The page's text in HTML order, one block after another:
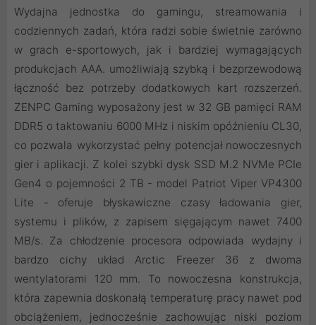
Wydajna jednostka do gamingu, streamowania i
codziennych zadań, która radzi sobie świetnie zarówno
w grach e-sportowych, jak i bardziej wymagających
produkcjach AAA. umożliwiają szybką i bezprzewodową
łączność bez potrzeby dodatkowych kart rozszerzeń.
ZENPC Gaming wyposażony jest w 32 GB pamięci RAM
DDR5 o taktowaniu 6000 MHz i niskim opóźnieniu CL30,
co pozwala wykorzystać pełny potencjał nowoczesnych
gier i aplikacji. Z kolei szybki dysk SSD M.2 NVMe PCIe
Gen4 o pojemności 2 TB - model Patriot Viper VP4300
Lite - oferuje błyskawiczne czasy ładowania gier,
systemu i plików, z zapisem sięgającym nawet 7400
MB/s. Za chłodzenie procesora odpowiada wydajny i
bardzo cichy układ Arctic Freezer 36 z dwoma
wentylatorami 120 mm. To nowoczesna konstrukcja,
która zapewnia doskonałą temperaturę pracy nawet pod
obciążeniem, jednocześnie zachowując niski poziom